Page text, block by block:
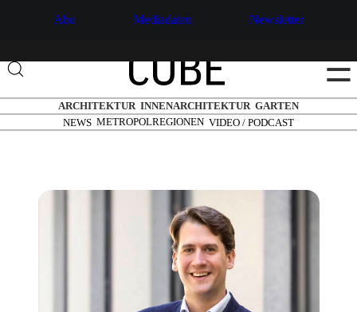
Abo Mediadaten Newsletter
☰
ARCHITEKTUR INNENARCHITEKTUR GARTEN
NEWS METROPOLREGIONEN VIDEO / PODCAST